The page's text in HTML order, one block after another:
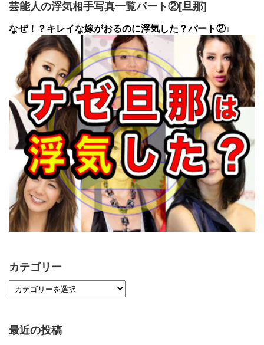
芸能人の浮気相手写真一覧パート②[旦那]
なぜ！？キレイな嫁がおるのに浮気した？パート②↓
カテゴリー
最近の投稿